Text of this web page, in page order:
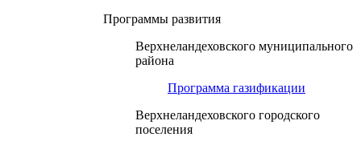
Программы развития
Верхнеландеховского муниципального
района
Программа газификации
Верхнеландеховского городского
поселения